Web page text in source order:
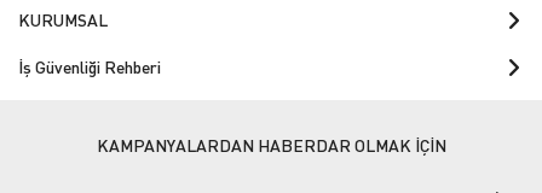
KURUMSAL
İş Güvenliği Rehberi
KAMPANYALARDAN HABERDAR OLMAK İÇİN